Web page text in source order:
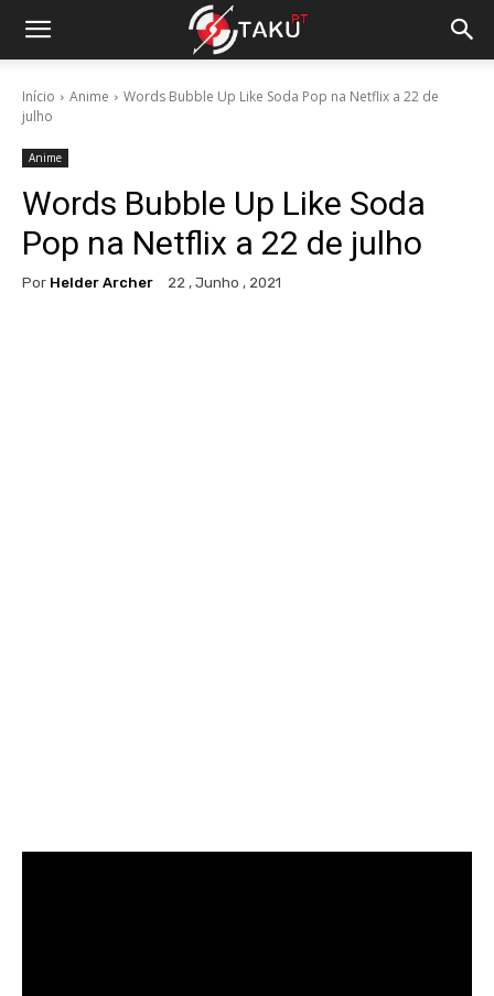
Início Anime
Words Bubble Up Like Soda Pop na Netflix a 22 de
julho
Anime
Words Bubble Up Like Soda
Pop na Netflix a 22 de julho
Por Helder Archer 22 , Junho , 2021